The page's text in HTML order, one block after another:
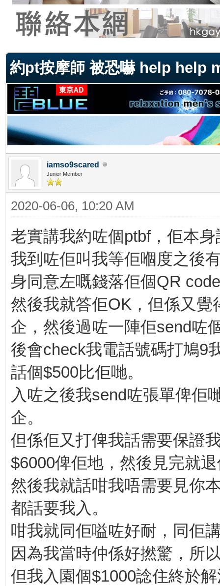
約pt按摩師 被恐嚇 help help
iamso9scared
Junior Member
2020-06-06, 10:20 AM
老實講我約咗個ptbf，佢本
我到咗佢叫我等佢嗰度之後
身同意左嘅錢落佢個QR
然後我就答佢OK，但係又
企，然後過咗一陣佢send咗
後會check我電話號碼打鳩9
話個$500比佢哋。
入咗之後我send咗張單俾佢
企。
但係佢又打俾我話需要保證
$6000俾佢地，然後見完就
然後我就話咁我唔需要見你
都話要我入。
咁我就同佢嗌咗好耐，同佢
因為我當時仲係好撚驚，所
但我入園個$1000諗住終於